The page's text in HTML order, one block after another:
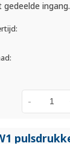
gedeelde
-